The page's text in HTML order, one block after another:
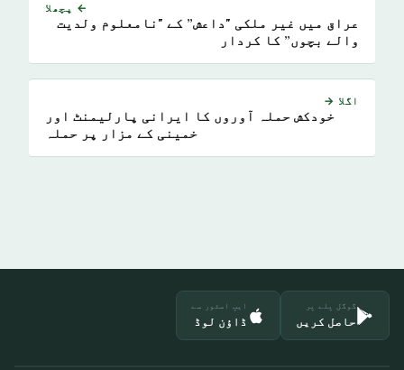
← پچھلا
عراق میں غیر ملکی "داعش” کے "نامعلوم ولدیت
والے بچوں” کا کردار
اگلا →
خودکش حملہ آوروں کا ایرانی پارلیمنٹ اور
خمینی کے مزار پر حملہ
گوگل پلے پر
حاصل کریں
ایپ اسٹور سے
ڈاؤن لوڈ